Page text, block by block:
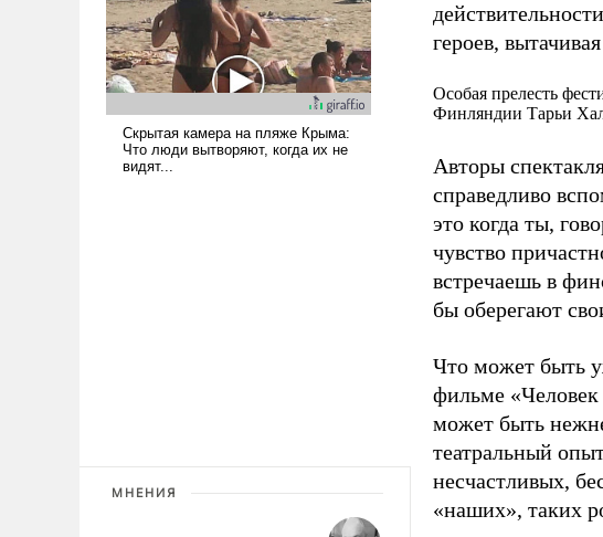
МНЕНИЯ
героев,
Особая прелесть
Финляндии Тарьи
Авторы
справедливо
это когда ты,
чувство
встречаешь в
бы оберегают
Что может быть
фильме «Человек
может быть
театральный
несчастливых,
«наших», таких